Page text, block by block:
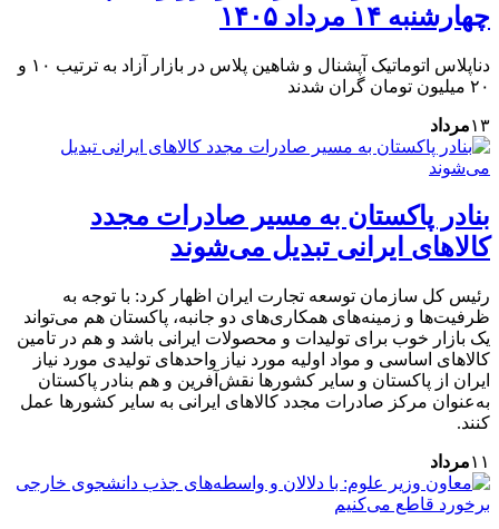
چهارشنبه ۱۴ مرداد ۱۴۰۵
دناپلاس اتوماتیک آپشنال و شاهین پلاس در بازار آزاد به ترتیب ۱۰ و
۲۰ میلیون تومان گران شدند
۱۳مرداد
بنادر پاکستان به مسیر صادرات مجدد
کالاهای ایرانی تبدیل می‌شوند
رئیس کل سازمان توسعه تجارت ایران اظهار کرد: با توجه به
ظرفیت‌ها و زمینه‌های همکاری‌های دو جانبه، پاکستان هم می‌تواند
یک بازار خوب برای تولیدات و محصولات ایرانی باشد و هم در تامین
کالاهای اساسی و مواد اولیه مورد نیاز واحدهای تولیدی مورد نیاز
ایران از پاکستان و سایر کشورها نقش‌آفرین و هم بنادر پاکستان
به‌عنوان مرکز صادرات مجدد کالاهای ایرانی به سایر کشورها عمل
کنند.
۱۱مرداد